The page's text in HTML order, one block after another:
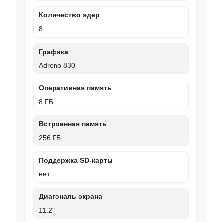
Количество ядер
8
Графика
Adreno 830
Оперативная память
8 ГБ
Встроенная память
256 ГБ
Поддержка SD-карты
нет
Диагональ экрана
11.2"